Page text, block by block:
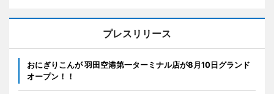
プレスリリース
おにぎりこんが 羽田空港第一ターミナル店が8月10日グランド
オープン！！